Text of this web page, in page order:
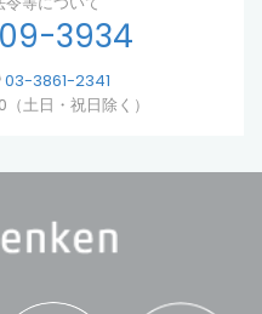
3934
03-3861-2341
土日・祝日除く）